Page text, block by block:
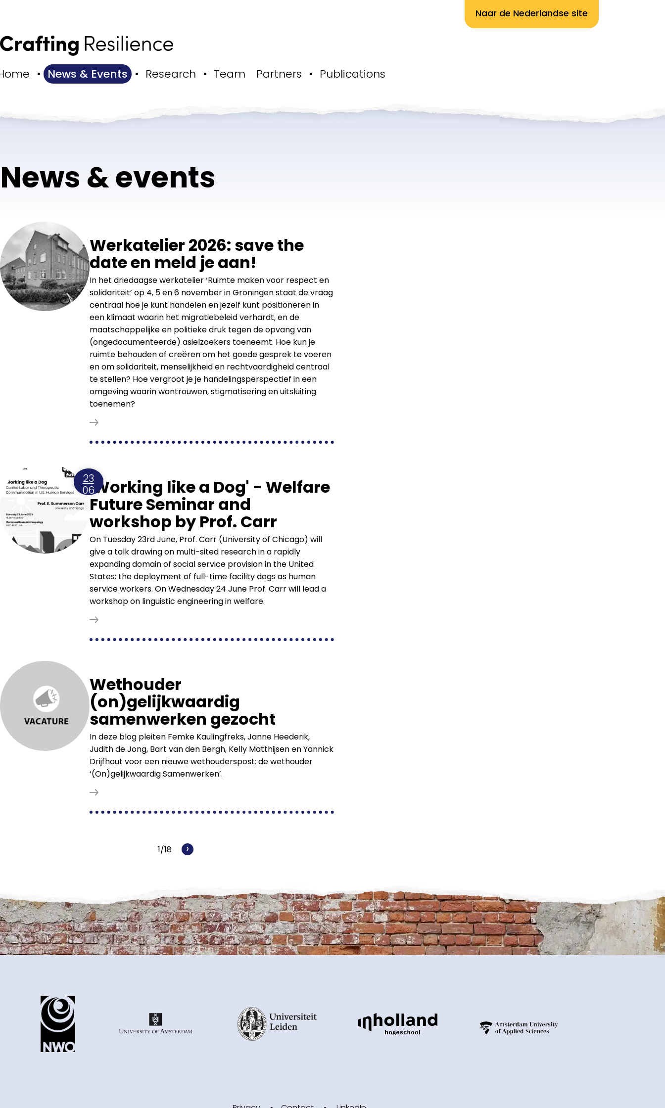
News & Events Research Team Partners Publications
Naar de Nederlandse site
News & events
Werkatelier 2026: save the
date en meld je aan!
In het driedaagse werkatelier ‘Ruimte maken voor respect en
solidariteit’ op 4, 5 en 6 november in Groningen staat de vraag
centraal hoe je kunt handelen en jezelf kunt positioneren in
een klimaat waarin het migratiebeleid verhardt, en de
maatschappelijke en politieke druk tegen de opvang van
(ongedocumenteerde) asielzoekers toeneemt. Hoe kun je
ruimte behouden of creëren om het goede gesprek te voeren
en om solidariteit, menselijkheid en rechtvaardigheid centraal
te stellen? Hoe vergroot je je handelingsperspectief in een
omgeving waarin wantrouwen, stigmatisering en uitsluiting
toenemen?
23
06'Working like a Dog' - Welfare
Future Seminar and
workshop by Prof. Carr
On Tuesday 23rd June, Prof. Carr (University of Chicago) will
give a talk drawing on multi-sited research in a rapidly
expanding domain of social service provision in the United
States: the deployment of full-time facility dogs as human
service workers. On Wednesday 24 June Prof. Carr will lead a
workshop on linguistic engineering in welfare.
Wethouder
(on)gelijkwaardig
samenwerken gezocht
In deze blog pleiten Femke Kaulingfreks, Janne Heederik,
Judith de Jong, Bart van den Bergh, Kelly Matthijsen en Yannick
Drijfhout voor een nieuwe wethouderspost: de wethouder
‘(On)gelijkwaardig Samenwerken’.
1/18 ›